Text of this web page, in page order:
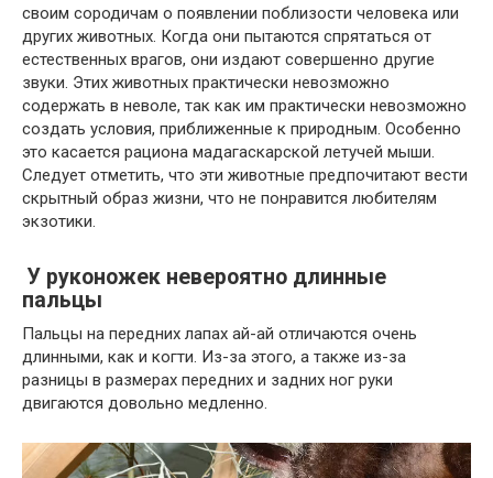
своим сородичам о появлении поблизости человека или
других животных. Когда они пытаются спрятаться от
естественных врагов, они издают совершенно другие
звуки. Этих животных практически невозможно
содержать в неволе, так как им практически невозможно
создать условия, приближенные к природным. Особенно
это касается рациона мадагаскарской летучей мыши.
Следует отметить, что эти животные предпочитают вести
скрытный образ жизни, что не понравится любителям
экзотики.
У руконожек невероятно длинные
пальцы
Пальцы на передних лапах ай-ай отличаются очень
длинными, как и когти. Из-за этого, а также из-за
разницы в размерах передних и задних ног руки
двигаются довольно медленно.